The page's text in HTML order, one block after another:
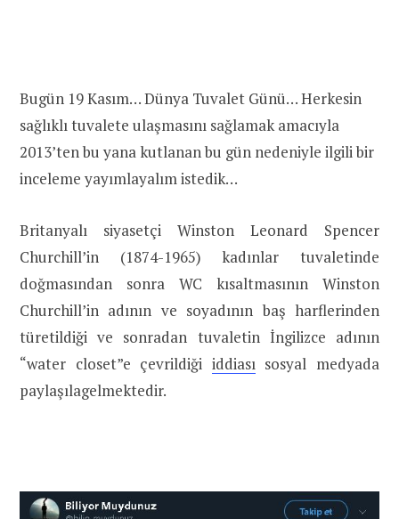
Bugün 19 Kasım… Dünya Tuvalet Günü… Herkesin
sağlıklı tuvalete ulaşmasını sağlamak amacıyla
2013’ten bu yana kutlanan bu gün nedeniyle ilgili bir
inceleme yayımlayalım istedik…
Britanyalı siyasetçi Winston Leonard Spencer
Churchill’in (1874-1965) kadınlar tuvaletinde
doğmasından sonra WC kısaltmasının Winston
Churchill’in adının ve soyadının baş harflerinden
türetildiği ve sonradan tuvaletin İngilizce adının
“water closet”e çevrildiği iddiasısosyal medyada
paylaşılagelmektedir.